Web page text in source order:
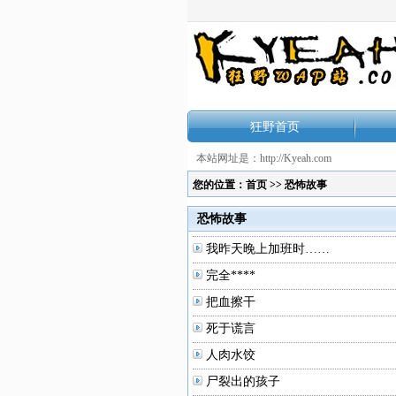
狂野首页
本站网址是：http://Kyeah.com
您的位置： 首页 >> 恐怖故事
恐怖故事
我昨天晚上加班时……
完全****
把血擦干
死于谎言
人肉水饺
尸裂出的孩子